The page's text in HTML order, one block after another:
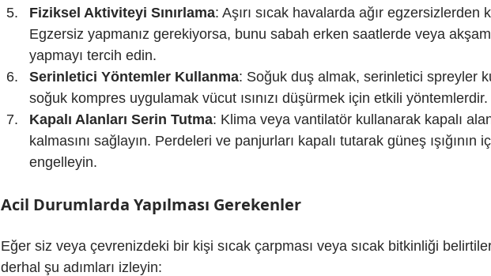
Fiziksel Aktiviteyi Sınırlama: Aşırı sıcak havalarda ağır egzersizlerden
Egzersiz yapmanız gerekiyorsa, bunu sabah erken saatlerde veya
yapmayı tercih edin.
Serinletici Yöntemler Kullanma: Soğuk duş almak, serinletici spreyler
soğuk kompres uygulamak vücut ısınızı düşürmek için etkili yöntemlerdir.
Kapalı Alanları Serin Tutma: Klima veya vantilatör kullanarak kapalı
kalmasını sağlayın. Perdeleri ve panjurları kapalı tutarak güneş ışığının
engelleyin.
Acil Durumlarda Yapılması Gerekenler
Eğer siz veya çevrenizdeki bir kişi sıcak çarpması veya sıcak bitkinliği
derhal şu adımları izleyin: